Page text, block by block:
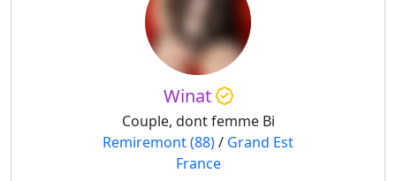
Winat
Couple, dont femme Bi
Remiremont (88)/ Grand Est
France